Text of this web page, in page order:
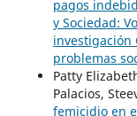
pagos
y Sociedad:
investigación
problemas
Patty
Palacios,
femicidio en